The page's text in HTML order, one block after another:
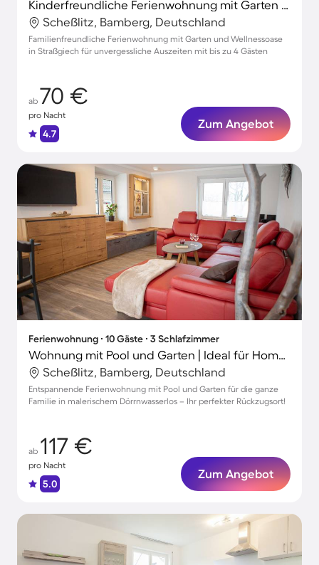
Kinderfreundliche Ferienwohnung mit Garten und Grill
Scheßlitz, Bamberg, Deutschland
Familienfreundliche Ferienwohnung mit Garten und Wellnessoase
in Straßgiech für unvergessliche Auszeiten mit bis zu 4 Gästen
ab 70 €
pro Nacht
4.7
Zum Angebot
Ferienwohnung ∙ 10 Gäste ∙ 3 Schlafzimmer
Wohnung mit Pool und Garten | Ideal für Homeoffice
Scheßlitz, Bamberg, Deutschland
Entspannende Ferienwohnung mit Pool und Garten für die ganze
Familie in malerischem Dörrnwasserlos – Ihr perfekter Rückzugsort!
ab 117 €
pro Nacht
5.0
Zum Angebot